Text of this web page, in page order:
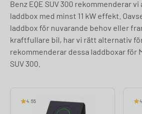
Benz EQE SUV 300 rekommenderar
laddbox med minst 11 kW effekt.
laddbox för nuvarande behov eller
kraftfullare bil, har vi rätt alternativ
rekommenderar dessa laddboxar för
SUV 300.
4.55